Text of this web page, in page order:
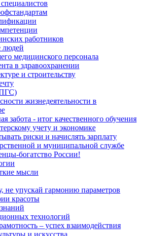
работников
медицинского персонала
в здравоохранении
и строительству
жизнедеятельности в
забота - итог качественного обучения
учету и экономике
риски и начислять зарплату
и муниципальной службе
богатство России!
мысли
не упускай гармонию параметров
красоты
технологий
– успех взаимодействия
и искусства